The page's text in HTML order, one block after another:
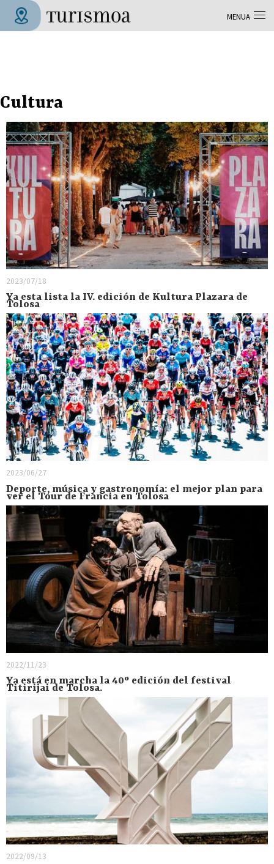
Skip to main content
Cultura
2023/07/18
Ya esta lista la IV. edición de Kultura Plazara de
Tolosa
2023/06/27
Deporte, música y gastronomía: el mejor plan para
ver el Tour de Francia en Tolosa
2022/11/23
Ya está en marcha la 40º edición del festival
Titirijai de Tolosa.
2022/09/13
Orriak
MENUA